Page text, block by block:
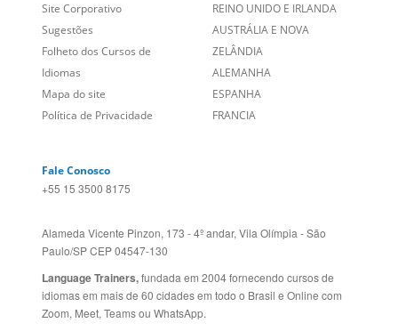
Folheto dos Cursos de
Idiomas
Mapa do site
Política de Privacidade
ZELÂNDIA
ALEMANHA
ESPANHA
FRANCIA
Alameda Vicente Pinzon, 173 - 4º andar, Vila Olímpia - São
Language Trainers,fundada em 2004 fornecendo cursos de
idiomas em mais de 60 cidades em todo o Brasil e Online com